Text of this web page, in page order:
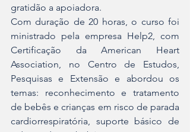
gratidão a apoiadora.
Com duração de 20 horas, o curso foi
ministrado pela empresa Help2, com
Certificação da American Heart
Association, no Centro de Estudos,
Pesquisas e Extensão e abordou os
temas: reconhecimento e tratamento
de bebês e crianças em risco de parada
cardiorrespiratória, suporte básico de